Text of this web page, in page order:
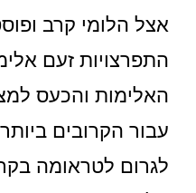
אצל הלומי קרב
התפרצויות זעם
האלימות והכעס
עבור הקרובים
לגרום לטראומה